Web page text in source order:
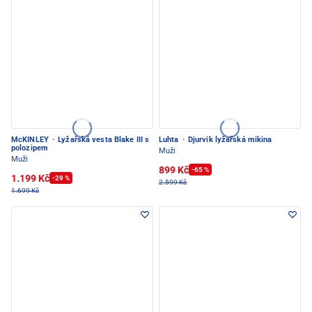
McKINLEY · Lyžařská vesta Blake III s
polozipem
Muži
1.199 Kč -29 %
1.699 Kč
Luhta · Djurvik lyžařská mikina
Muži
899 Kč -65 %
2.599 Kč